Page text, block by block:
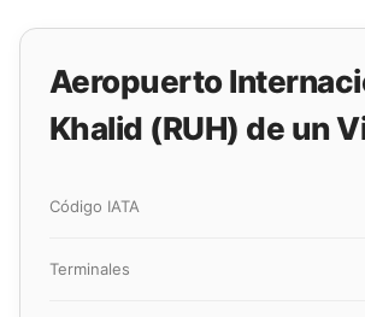
Aeropuerto
Khalid (RUH) de un
Código IATA
Terminales